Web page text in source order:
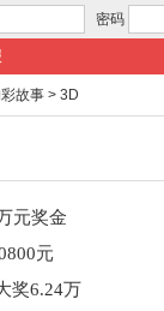
密码
故事 > 3D
元奖金
元
奖6.24万